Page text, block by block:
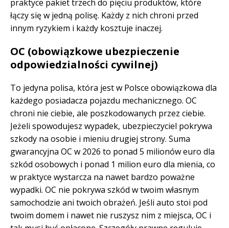
praktyce pakiet trzech do pięciu produktów, które
łączy się w jedną polisę. Każdy z nich chroni przed
innym ryzykiem i każdy kosztuje inaczej.
OC (obowiązkowe ubezpieczenie
odpowiedzialności cywilnej)
To jedyna polisa, która jest w Polsce obowiązkowa dla
każdego posiadacza pojazdu mechanicznego. OC
chroni nie ciebie, ale poszkodowanych przez ciebie.
Jeżeli spowodujesz wypadek, ubezpieczyciel pokrywa
szkody na osobie i mieniu drugiej strony. Suma
gwarancyjna OC w 2026 to ponad 5 milionów euro dla
szkód osobowych i ponad 1 milion euro dla mienia, co
w praktyce wystarcza na nawet bardzo poważne
wypadki. OC nie pokrywa szkód w twoim własnym
samochodzie ani twoich obrażeń. Jeśli auto stoi pod
twoim domem i nawet nie ruszysz nim z miejsca, OC i